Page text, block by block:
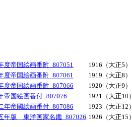
度帝国絵画番附_807051 1916（大正5）
度帝国絵画番附_807061 1919（大正8）
度帝国絵画番附_807066 1920（大正9）
帝国絵画番付_807076 1921（大正10）
年帝國絵画番付_807086 1923（大正12）
年版 東洋画家名鑑_807026 1926（大正15）